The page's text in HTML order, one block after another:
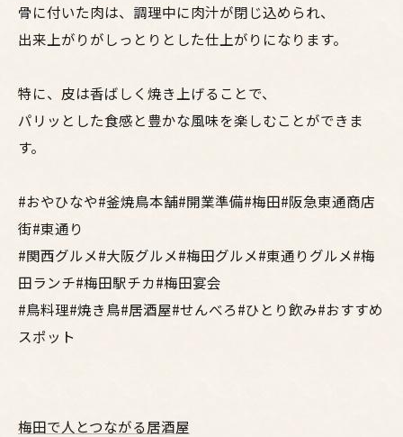
骨に付いた肉は、調理中に肉汁が閉じ込められ、
出来上がりがしっとりとした仕上がりになります。
特に、皮は香ばしく焼き上げることで、
パリッとした食感と豊かな風味を楽しむことができま
す。
#おやひなや#釜焼鳥本舗#開業準備#梅田#阪急東通商店
街#東通り
#関西グルメ#大阪グルメ#梅田グルメ#東通りグルメ#梅
田ランチ#梅田駅チカ#梅田宴会
#鳥料理#焼き鳥#居酒屋#せんべろ#ひとり飲み#おすすめ
スポット
梅田で人とつながる居酒屋